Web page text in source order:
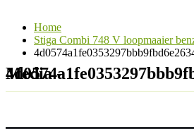
Home
Stiga Combi 748 V loopmaaier
Media -